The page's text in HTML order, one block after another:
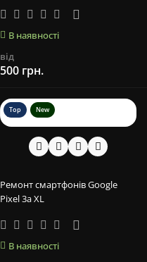
В наявності
від
500 грн.
Top New
Ремонт смартфонів Google
Pixel 3a XL
В наявності